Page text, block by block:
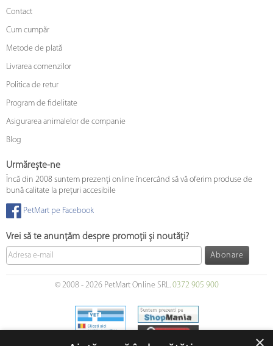
Contact
Cum cumpăr
Metode de plată
Livrarea comenzilor
Politica de retur
Program de fidelitate
Asigurarea animalelor de companie
Blog
Urmărește-ne
Încă din 2008 suntem prezenți online încercând să vă oferim produse de
bună calitate la prețuri accesibile
PetMart pe Facebook
Vrei să te anunțăm despre promoții și noutăți?
Abonare
© 2008 - 2026 PetMart Online SRL. 0372 905 900